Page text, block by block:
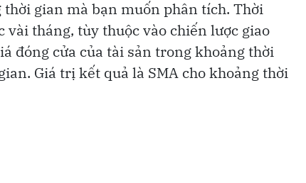
gian mà bạn muốn phân tích. Thời
vài tháng, tùy thuộc vào chiến lược giao
đóng cửa của tài sản trong khoảng thời
Giá trị kết quả là SMA cho khoảng thời